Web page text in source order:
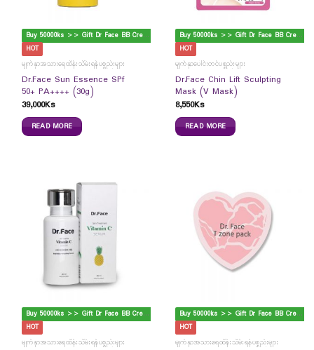
B
uy 50000ks >> Gift Dr Face BB Cream
HOT
မျက်နှာအသားရေထိန်းသိမ်းရန်ပစ္စည်းများ
Dr.Face Sun Essence SPf
50+ PA++++ (30g)
39,000Ks
READ MORE
B
uy 50000ks >> Gift Dr Face BB Cream
HOT
မျက်နှာပေါင်းတင်ပစ္စည်းများ
Dr.Face Chin Lift Sculpting
Mask (V Mask)
8,550Ks
READ MORE
B
uy 50000ks >> Gift Dr Face BB Cream
HOT
မျက်နှာအသားရေထိန်းသိမ်းရန်ပစ္စည်းများ
B
uy 50000ks >> Gift Dr Face BB Cream
HOT
မျက်နှာအသားရေထိန်းသိမ်းရန်ပစ္စည်းများ